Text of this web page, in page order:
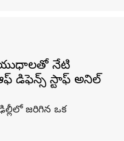
నేటి
డిఫెన్స్ స్టాఫ్ అనిల్
జరిగిన ఒక